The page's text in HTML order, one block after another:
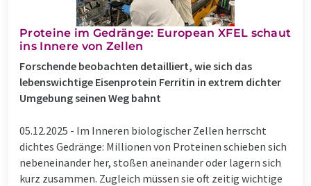
Proteine im Gedränge: European XFEL schaut
ins Innere von Zellen
Forschende beobachten detailliert, wie sich das
lebenswichtige Eisenprotein Ferritin in extrem dichter
Umgebung seinen Weg bahnt
05.12.2025 - Im Inneren biologischer Zellen herrscht
dichtes Gedränge: Millionen von Proteinen schieben sich
nebeneinander her, stoßen aneinander oder lagern sich
kurz zusammen. Zugleich müssen sie oft zeitig wichtige